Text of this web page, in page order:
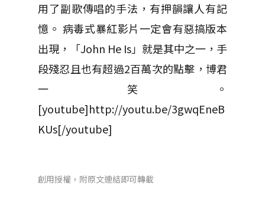
用了副歌傳唱的手法，有押韻讓人有記
憶。 病毒式暴紅影片一定會有惡搞版本
出現，「John He Is」就是其中之一，手
段殘忍且也有超過2百萬次的點擊，博君
一笑。
[youtube]http://youtu.be/3gwqEneB
KUs[/youtube]
創用授權，附原文連結即可轉載